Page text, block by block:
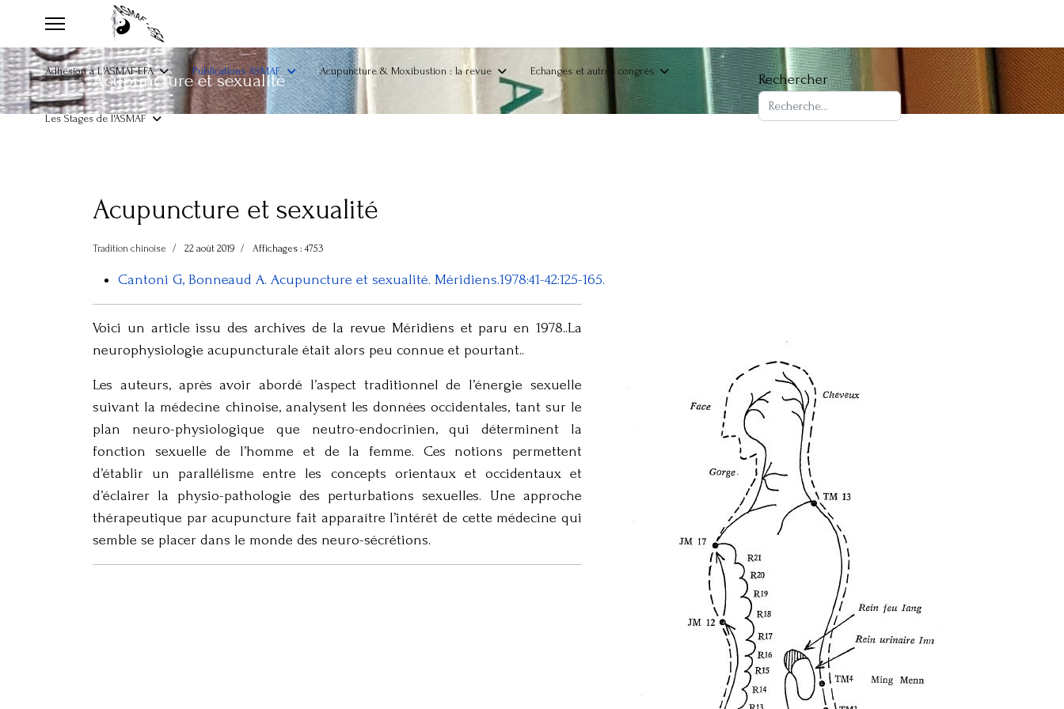
Adhésion à L'ASMAF-EFA Publications ASMAF Acupuncture & Moxibustion : la revue Echanges et autres congrès
Les Stages de l'ASMAF
Rechercher
Acupuncture et sexualité
Acupuncture et sexualité
Tradition chinoise 22 août 2019 Affichages : 4753
Cantoni G, Bonneaud A. Acupuncture et sexualité. Méridiens.1978:41-42:125-165.
Voici un article issu des archives de la revue Méridiens et paru en 1978..La
neurophysiologie acupuncturale était alors peu connue et pourtant..
Les auteurs, après avoir abordé l’aspect traditionnel de l’énergie sexuelle
suivant la médecine chinoise, analysent les données occidentales, tant sur le
plan neuro-physiologique que neutro-endocrinien, qui déterminent la
fonction sexuelle de l’homme et de la femme. Ces notions permettent
d’établir un parallélisme entre les concepts orientaux et occidentaux et
d’éclairer la physio-pathologie des perturbations sexuelles. Une approche
thérapeutique par acupuncture fait apparaître l’intérêt de cette médecine qui
semble se placer dans le monde des neuro-sécrétions.